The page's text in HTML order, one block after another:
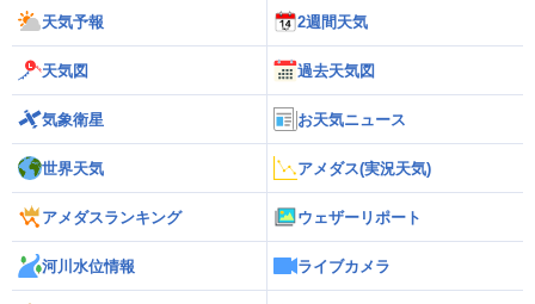
天気予報 2週間天気
天気図 過去天気図
気象衛星 お天気ニュース
世界天気 アメダス(実況天気)
アメダスランキング ウェザーリポート
河川水位情報 ライブカメラ